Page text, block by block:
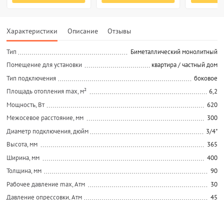
Характеристики Описание Отзывы
Тип
Биметаллический монолитный
Помещение для установки
квартира / частный дом
Тип подключения
боковое
Площадь отопления max, м²
6,2
Мощность, Вт
620
Межосевое расстояние, мм
300
Диаметр подключения, дюйм
3/4"
Высота, мм
365
Ширина, мм
400
Толщина, мм
90
Рабочее давление max, Атм
30
Давление опрессовки, Атм
45